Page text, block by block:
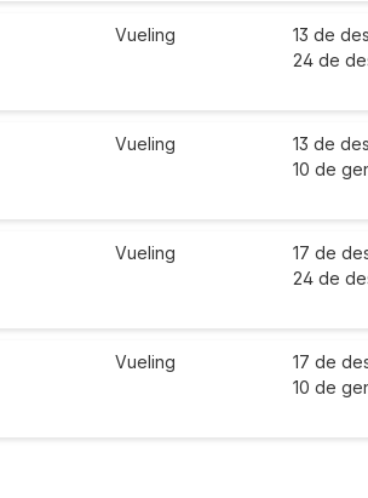
Vueling
13 de
24 de
Vueling
13 de
10 de
Vueling
17 de
24 de
Vueling
17 de
10 de